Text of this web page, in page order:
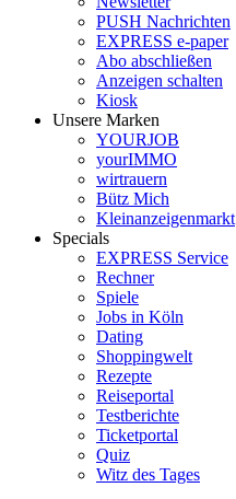
PUSH Nachrichten
EXPRESS e-paper
Abo abschließen
Anzeigen schalten
Kiosk
Unsere Marken
YOURJOB
yourIMMO
wirtrauern
Bütz Mich
Kleinanzeigenmarkt
Specials
EXPRESS Service
Rechner
Spiele
Jobs in Köln
Dating
Shoppingwelt
Rezepte
Reiseportal
Testberichte
Ticketportal
Quiz
Witz des Tages